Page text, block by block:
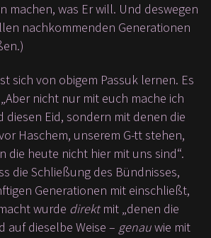
machen, was Er will. Und deswegen
nachkommenden Generationen
sich von obigem Passuk lernen. Es
nicht nur mit euch mache ich
diesen Eid, sondern mit denen die
Haschem, unserem G-tt stehen,
die heute nicht hier mit uns sind“.
die Schließung des Bündnisses,
Generationen mit einschließt,
wurde direktmit „denen die
auf dieselbe Weise – genauwie mit